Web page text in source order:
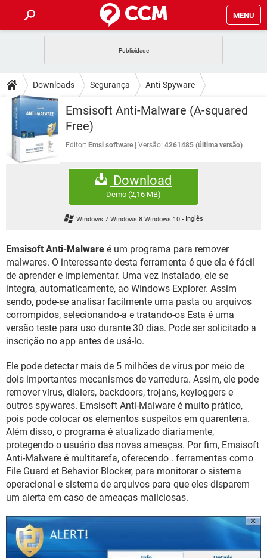
MENU
CELULAR FACEBOOK
OUTLOOK EXCEL
INSTAGRAM
GUIA DE COMPRAS
DICAS
JOGOS
CELULAR
OUTLOOK
INSTAGRAM
DOWNLOADS
JOGOS
CELULAR FACEBOOK
EXCEL
GMAIL
FÓRUM
JOGOS
FACEBOOK
EXCEL
GMAIL
WHATSAPP
INSTAGRAM GMAIL
GUIA DE COMPRAS
Downloads Segurança Anti-Spyware
Emsisoft Anti-Malware (A-squared
Free)
Editor: Emsi software Versão: 4261485 (última versão)
Download
Demo (2,16 MB)
Windows 7 Windows 8 Windows 10 - Inglês
Emsisoft Anti-Malware é um programa para remover
malwares. O interessante desta ferramenta é que ela é fácil
de aprender e implementar. Uma vez instalado, ele se
integra, automaticamente, ao Windows Explorer. Assim
sendo, pode-se analisar facilmente uma pasta ou arquivos
corrompidos, selecionando-a e tratando-os Esta é uma
versão teste para uso durante 30 dias. Pode ser solicitado a
inscrição no app antes de usá-lo.
Ele pode detectar mais de 5 milhões de vírus por meio de
dois importantes mecanismos de varredura. Assim, ele pode
remover vírus, dialers, backdoors, trojans, keyloggers e
outros spywares. Emsisoft Anti-Malware é muito prático,
pois pode colocar os elementos suspeitos em quarentena.
Além disso, o programa é atualizado diariamente,
protegendo o usuário das novas ameaças. Por fim, Emsisoft
Anti-Malware é multitarefa, oferecendo . ferramentas como
File Guard et Behavior Blocker, para monitorar o sistema
operacional e sistema de arquivos para que eles disparem
um alerta em caso de ameaças maliciosas.